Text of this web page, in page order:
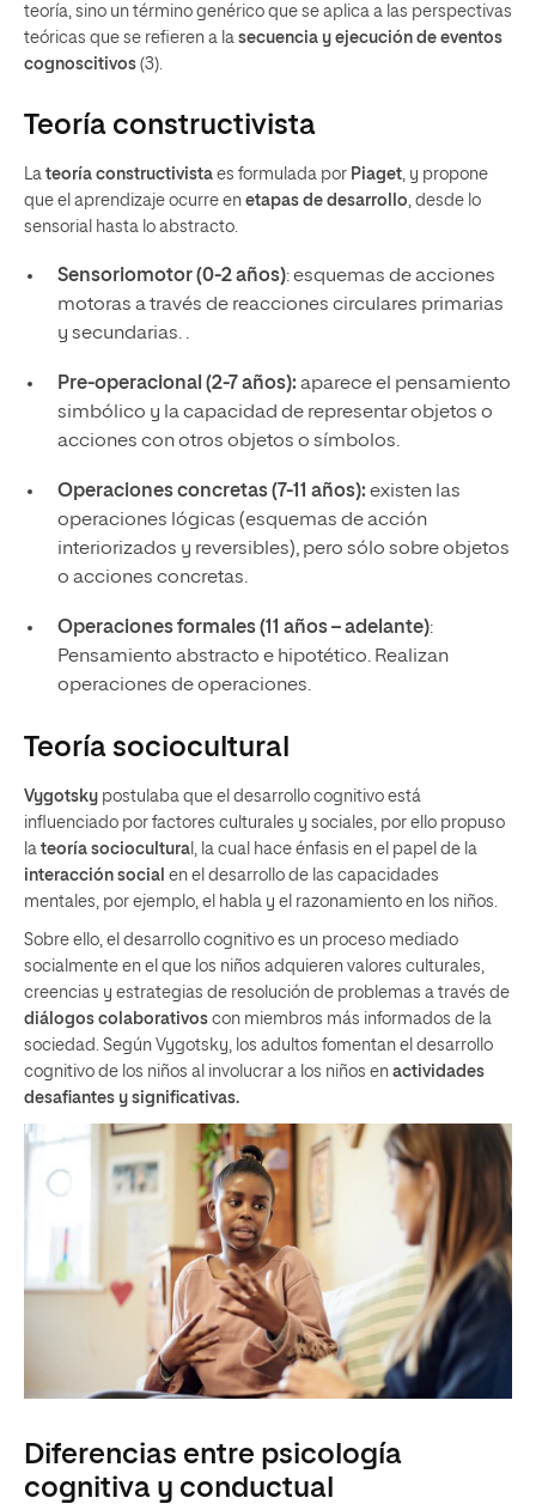
teoría, sino un término genérico que se aplica a las perspectivas
teóricas que se refieren a la secuencia y ejecución de eventos
cognoscitivos (3).
Teoría constructivista
La teoría constructivista es formulada por Piaget, y propone
que el aprendizaje ocurre en etapas de desarrollo, desde lo
sensorial hasta lo abstracto.
Sensoriomotor (0-2 años): esquemas de acciones
motoras a través de reacciones circulares primarias
y secundarias. .
Pre-operacional (2-7 años): aparece el pensamiento
simbólico y la capacidad de representar objetos o
acciones con otros objetos o símbolos.
Operaciones concretas (7-11 años): existen las
operaciones lógicas (esquemas de acción
interiorizados y reversibles), pero sólo sobre objetos
o acciones concretas.
Operaciones formales (11 años – adelante):
Pensamiento abstracto e hipotético. Realizan
operaciones de operaciones.
Teoría sociocultural
Vygotsky postulaba que el desarrollo cognitivo está
influenciado por factores culturales y sociales, por ello propuso
la teoría sociocultura l, la cual hace énfasis en el papel de la
interacción social en el desarrollo de las capacidades
mentales, por ejemplo, el habla y el razonamiento en los niños.
Sobre ello, el desarrollo cognitivo es un proceso mediado
socialmente en el que los niños adquieren valores culturales,
creencias y estrategias de resolución de problemas a través de
diálogos colaborativos con miembros más informados de la
sociedad. Según Vygotsky, los adultos fomentan el desarrollo
cognitivo de los niños al involucrar a los niños en actividades
desafiantes y significativas.
Diferencias entre psicología
cognitiva y conductual